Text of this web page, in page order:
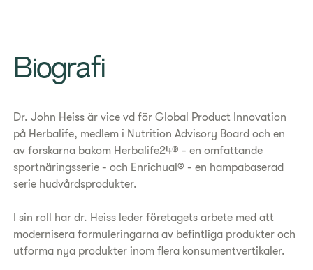
Biografi
Dr. John Heiss är vice vd för Global Product Innovation
på Herbalife, medlem i Nutrition Advisory Board och en
av forskarna bakom Herbalife24® - en omfattande
sportnäringsserie - och Enrichual® - en hampabaserad
serie hudvårdsprodukter.
I sin roll har dr. Heiss leder företagets arbete med att
modernisera formuleringarna av befintliga produkter och
utforma nya produkter inom flera konsumentvertikaler.